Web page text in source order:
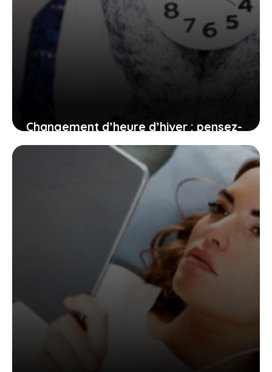
Changement d’heure d’hiver : pensez-
y dès maintenant